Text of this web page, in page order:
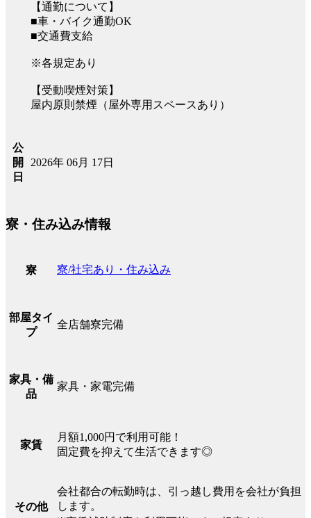
【通勤について】
■車・バイク通勤OK
■交通費支給
※各規定あり
【受動喫煙対策】
屋内原則禁煙（屋外専用スペースあり）
公
開
日
2026年 06月 17日
寮・住み込み情報
寮 寮/社宅あり・住み込み
部屋タイ
プ
全店舗寮完備
家具・備
品
家具・家電完備
家賃
月額1,000円で利用可能！
固定費を抑えて生活できます◎
その他
会社都合の転勤時は、引っ越し費用を会社が負担
します。